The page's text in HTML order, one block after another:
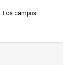
Los campos